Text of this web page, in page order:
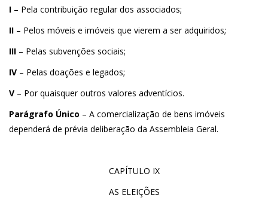
I – Pela contribuição regular dos associados;
II – Pelos móveis e imóveis que vierem a ser adquiridos;
III – Pelas subvenções sociais;
IV – Pelas doações e legados;
V – Por quaisquer outros valores adventícios.
Parágrafo Único – A comercialização de bens imóveis
dependerá de prévia deliberação da Assembleia Geral.
CAPÍTULO IX
AS ELEIÇÕES